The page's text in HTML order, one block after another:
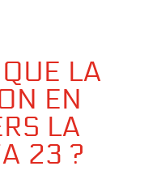
LA
EN
LA
23 ?